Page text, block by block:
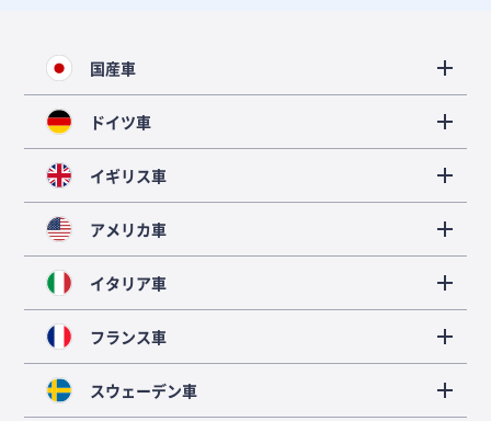
国産車
ドイツ車
イギリス車
アメリカ車
イタリア車
フランス車
スウェーデン車